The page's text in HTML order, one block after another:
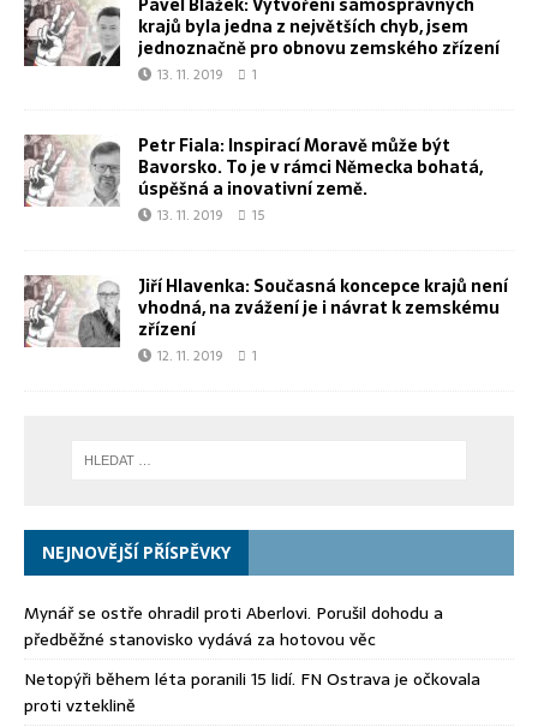
krajů byla jedna z největších chyb, jsem
jednoznačně pro obnovu zemského zřízení
13. 11. 2019 1
Petr Fiala: Inspirací Moravě může být
Bavorsko. To je v rámci Německa bohatá,
úspěšná a inovativní země.
13. 11. 2019 15
Jiří Hlavenka: Současná koncepce krajů není
vhodná, na zvážení je i návrat k zemskému
zřízení
12. 11. 2019 1
NEJNOVĚJŠÍ PŘÍSPĚVKY
Mynář se ostře ohradil proti Aberlovi. Porušil dohodu a
předběžné stanovisko vydává za hotovou věc
Netopýři během léta poranili 15 lidí. FN Ostrava je očkovala
proti vzteklině